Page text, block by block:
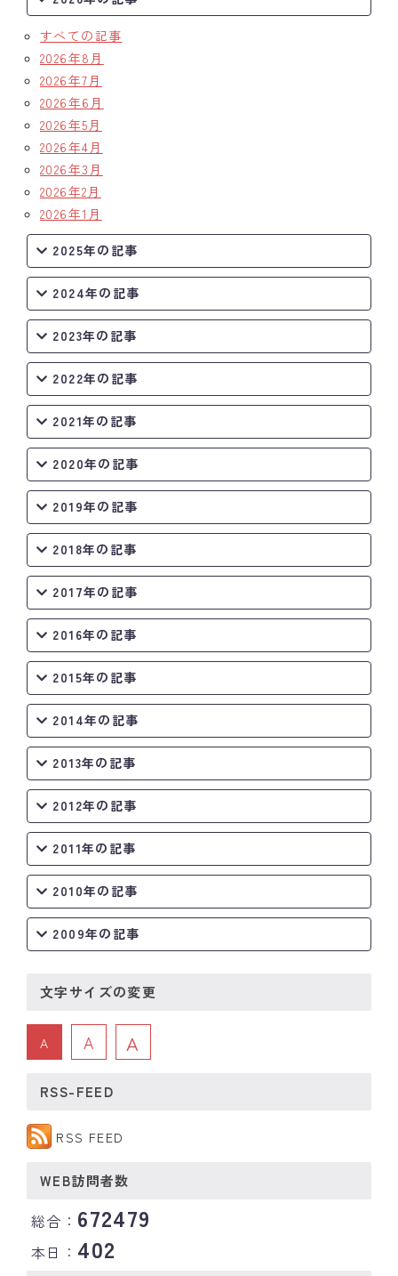
すべての記事
2026年8月
2026年7月
2026年6月
2026年5月
2026年4月
2026年3月
2026年2月
2026年1月
2025年の記事
2024年の記事
2023年の記事
2022年の記事
2021年の記事
2020年の記事
2019年の記事
2018年の記事
2017年の記事
2016年の記事
2015年の記事
2014年の記事
2013年の記事
2012年の記事
2011年の記事
2010年の記事
2009年の記事
文字サイズの変更
A A A
RSS-FEED
RSS FEED
WEB訪問者数
総合： 672479
本日： 402